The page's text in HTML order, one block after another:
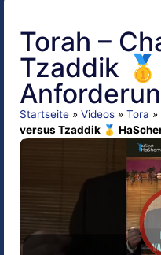
Torah –
Tzaddik
Startseite » Videos » Tora »
versus Tzaddik 🥇